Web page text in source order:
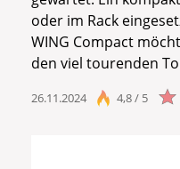
oder im Rack
WING Compact
den viel tourenden
26.11.2024 4,8 / 5